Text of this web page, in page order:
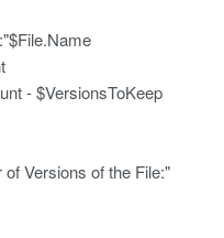
- $VersionsToKeep
Versions of the File:"